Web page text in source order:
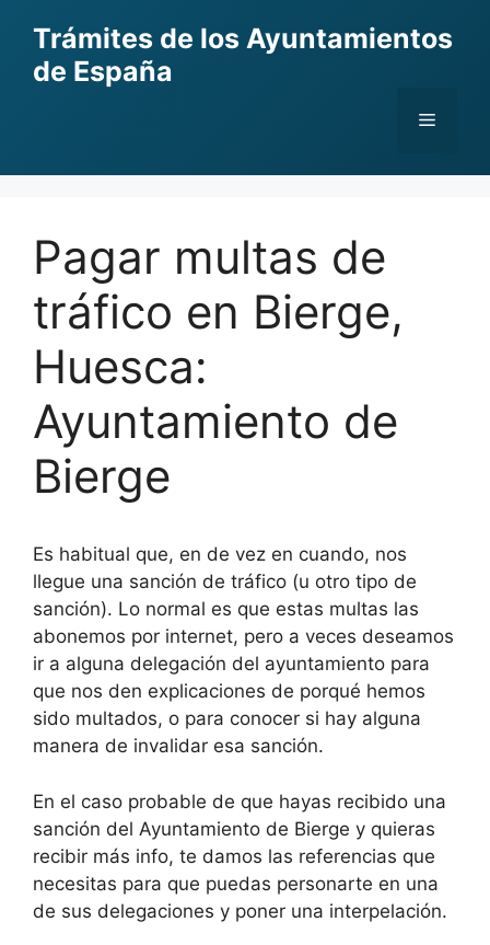
content
Trámites de los Ayuntamientos
de España
Menu
Pagar multas de
tráfico en Bierge,
Huesca:
Ayuntamiento de
Bierge
Es habitual que, en de vez en cuando, nos
llegue una sanción de tráfico (u otro tipo de
sanción). Lo normal es que estas multas las
abonemos por internet, pero a veces deseamos
ir a alguna delegación del ayuntamiento para
que nos den explicaciones de porqué hemos
sido multados, o para conocer si hay alguna
manera de invalidar esa sanción.
En el caso probable de que hayas recibido una
sanción del Ayuntamiento de Bierge y quieras
recibir más info, te damos las referencias que
necesitas para que puedas personarte en una
de sus delegaciones y poner una interpelación.